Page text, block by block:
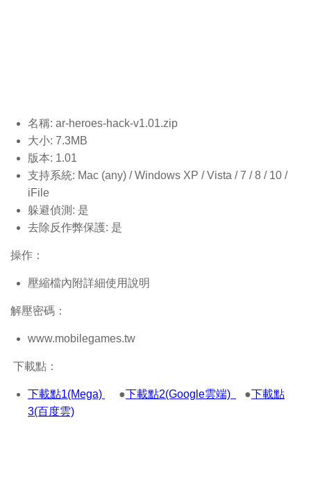
名稱: ar-heroes-hack-v1.01.zip
大小: 7.3MB
版本: 1.01
支持系統: Mac (any) / Windows XP / Vista / 7 / 8 / 10 /
iFile
躲避偵測: 是
去除反作弊保護: 是
操作：
壓縮檔內附詳細使用說明
解壓密碼：
www.mobilegames.tw
下載點：
下載點1(Mega) ●下載點2(Google雲端) ●下載點
3(百度雲)